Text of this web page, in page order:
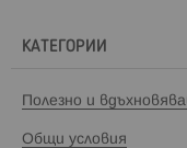
КАТЕГОРИИ
Полезно и
Общи условия